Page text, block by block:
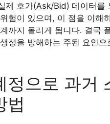
제 호가(Ask/Bid) 데이터를
험이 있으며, 이 점을 이해
까지 몰리게 됩니다. 결국
성을 방해하는 주된 요인
으로 과거
법